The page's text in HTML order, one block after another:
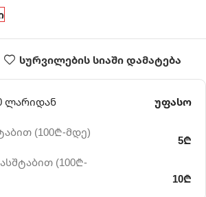
სურვილების სიაში დამატება
ლარიდან
(100₾-მდე)
(100₾-
უფასო
5₾
10₾